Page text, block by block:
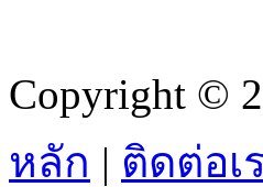
Copyright ©
หลัก | ติดต่อเ